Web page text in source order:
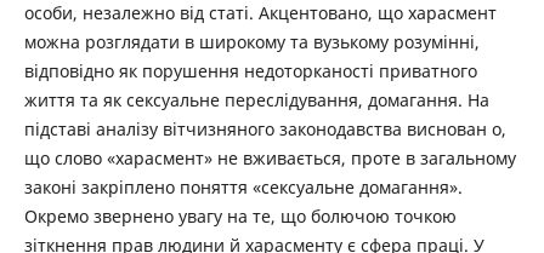
особи, незалежно від статі. Акцентовано, що харасмент
можна розглядати в широкому та вузькому розумінні,
відповідно як порушення недоторканості приватного
життя та як сексуальне переслідування, домагання. На
підставі аналізу вітчизняного законодавства виснован о,
що слово «харасмент» не вживається, проте в загальному
законі закріплено поняття «сексуальне домагання».
Окремо звернено увагу на те, що болючою точкою
зіткнення прав людини й харасменту є сфера праці. У